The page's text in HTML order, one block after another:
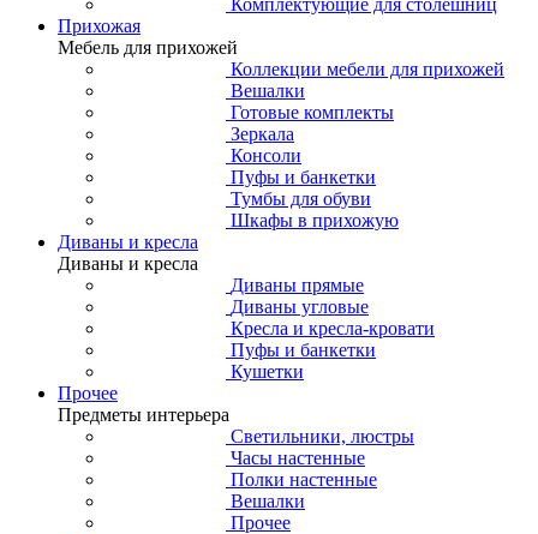
Прихожая
Мебель для прихожей
Коллекции мебели для прихожей
Вешалки
Готовые комплекты
Зеркала
Консоли
Пуфы и банкетки
Тумбы для обуви
Шкафы в прихожую
Диваны и кресла
Диваны и кресла
Диваны прямые
Диваны угловые
Кресла и кресла-кровати
Пуфы и банкетки
Кушетки
Прочее
Предметы интерьера
Светильники, люстры
Часы настенные
Полки настенные
Вешалки
Прочее